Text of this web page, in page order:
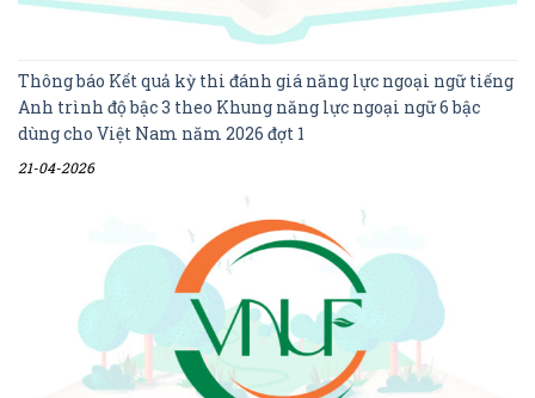
Thông báo Kết quả kỳ thi đánh giá năng lực ngoại ngữ tiếng
Anh trình độ bậc 3 theo Khung năng lực ngoại ngữ 6 bậc
dùng cho Việt Nam năm 2026 đợt 1
21-04-2026